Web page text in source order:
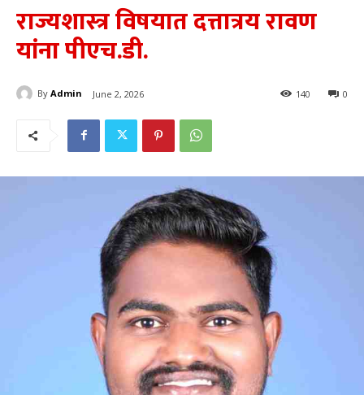
राज्यशास्त्र विषयात दत्तात्रय रावण
यांना पीएच.डी.
By Admin June 2, 2026 0
140